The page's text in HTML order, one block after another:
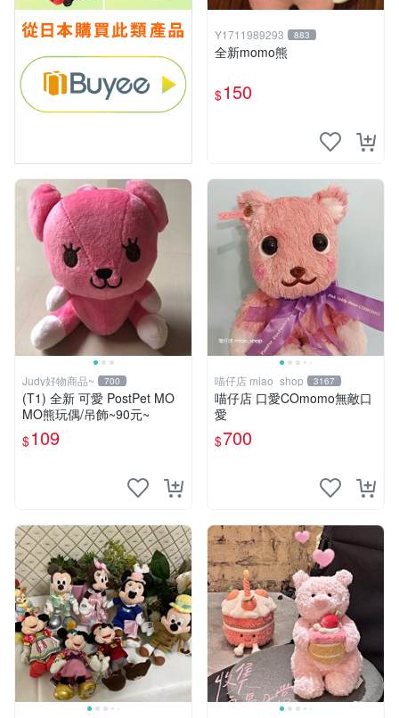
Y1711989293 883
全新momo熊
$150
Judy好物商品~ 700
(T1) 全新 可愛 PostPet MO
MO熊玩偶/吊飾~90元~
$109
喵仔店 miao_shop 3167
喵仔店 口愛COmomo無敵口
愛
$700